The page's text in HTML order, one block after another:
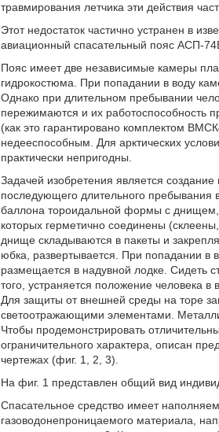
травмирования летчика эти действия
Этот недостаток частично устранен в
авиационный спасательный пояс АСП-
Пояс имеет две независимые камеры
гидрокостюма. При попадании в воду
Однако при длительном пребывании
пережимаются и их работоспособность
(как это гарантировано комплектом
недееспособным. Для арктических
практически непригодны.
Задачей изобретения является
последующего длительного пребывания
баллона тороидальной формы с днищем,
которых герметично соединены
днище складываются в пакеты и
юбка, развертывается. При попадании в
размещается в надувной лодке. Сидеть
того, устраняется положение человека в
Для защиты от внешней среды на торе
светоотражающими элементами.
Чтобы продемонстрировать
ограничительного характера, описан
чертежах (фиг. 1, 2, 3).
На фиг. 1 представлен общий вид
Спасательное средство имеет
газоводонепроницаемого материала,